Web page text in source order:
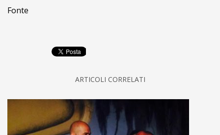
Fonte
ARTICOLI CORRELATI